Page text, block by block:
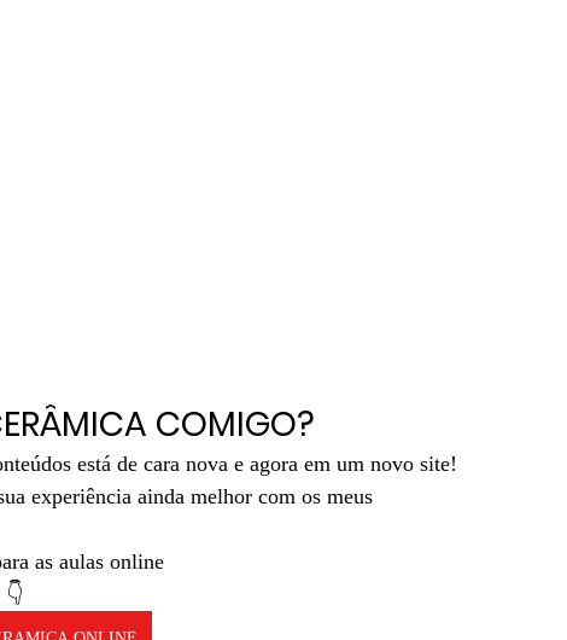
COMIGO?
está de cara nova e agora em um novo site!
experiência ainda melhor com os meus
as aulas online
👇